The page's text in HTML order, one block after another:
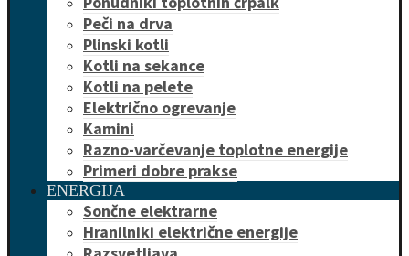
Peči na drva
Plinski kotli
Kotli na sekance
Kotli na pelete
Električno ogrevanje
Kamini
Razno-varčevanje toplotne energije
Primeri dobre prakse
ENERGIJA
Sončne elektrarne
Hranilniki električne energije